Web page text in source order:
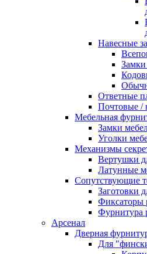
Навесные
Ответные
Почтовые /
Мебельная
Замки
Уголки
Механизмы
Вертушки
Латунные
Сопутствующие
Заготовки
Фиксаторы
Фурнитура
Арсенал
Дверная
Для